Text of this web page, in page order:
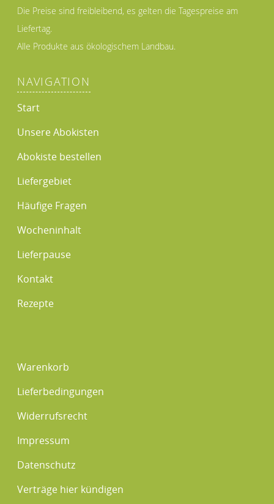
Die Preise sind freibleibend, es gelten die Tagespreise am
Liefertag.
Alle Produkte aus ökologischem Landbau.
NAVIGATION
Start
Unsere Abokisten
Abokiste bestellen
Liefergebiet
Häufige Fragen
Wocheninhalt
Lieferpause
Kontakt
Rezepte
Warenkorb
Lieferbedingungen
Widerrufsrecht
Impressum
Datenschutz
Verträge hier kündigen